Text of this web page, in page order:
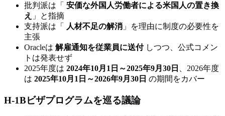
批判派は「 安価な外国人労働者による米国人の置き換
え 」と指摘
支持派は「
人材不足の解消 」を理由に制度の必要性を
主張
Oracleは 解雇通知を従業員に送付しつつ、公式コメン
トは発表せず
2025年度は 2024年10月1日～2025年9月30日
、2026年度
は 2025年10月1日～2026年9月30日 の期間をカバー
H-1Bビザプログラムを巡る議論